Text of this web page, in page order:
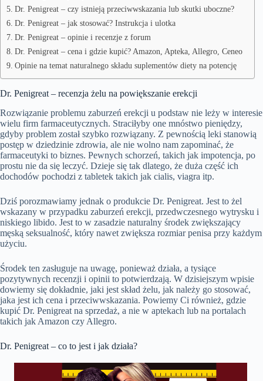
Dr. Penigreat – czy istnieją przeciwwskazania lub skutki uboczne?
Dr. Penigreat – jak stosować? Instrukcja i ulotka
Dr. Penigreat – opinie i recenzje z forum
Dr. Penigreat – cena i gdzie kupić? Amazon, Apteka, Allegro, Ceneo
Opinie na temat naturalnego składu suplementów diety na potencję
Dr. Penigreat – recenzja żelu na powiększanie erekcji
Rozwiązanie problemu zaburzeń erekcji u podstaw nie leży w interesie
wielu firm farmaceutycznych. Straciłyby one mnóstwo pieniędzy,
gdyby problem został szybko rozwiązany. Z pewnością leki stanowią
postęp w dziedzinie zdrowia, ale nie wolno nam zapominać, że
farmaceutyki to biznes. Pewnych schorzeń, takich jak impotencja, po
prostu nie da się leczyć. Dzieje się tak dlatego, że duża część ich
dochodów pochodzi z tabletek takich jak cialis, viagra itp.
Dziś porozmawiamy jednak o produkcie Dr. Penigreat. Jest to żel
wskazany w przypadku zaburzeń erekcji, przedwczesnego wytrysku i
niskiego libido. Jest to w zasadzie naturalny środek zwiększający
męską seksualność, który nawet zwiększa rozmiar penisa przy każdym
użyciu.
Środek ten zasługuje na uwagę, ponieważ działa, a tysiące
pozytywnych recenzji i opinii to potwierdzają. W dzisiejszym wpisie
dowiemy się dokładnie, jaki jest skład żelu, jak należy go stosować,
jaka jest ich cena i przeciwwskazania. Powiemy Ci również, gdzie
kupić Dr. Penigreat na sprzedaż, a nie w aptekach lub na portalach
takich jak Amazon czy Allegro.
Dr. Penigreat – co to jest i jak działa?